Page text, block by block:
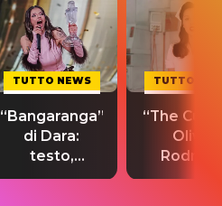
TUTTO NEWS
“Bangaranga”
di Dara:
testo,
traduzione e
TUTTO
“The
Olivia
testo,